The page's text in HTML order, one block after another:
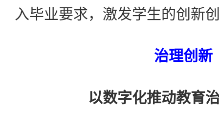
入毕业要求，激发学生的创新
治理创新
以数字化推动教育